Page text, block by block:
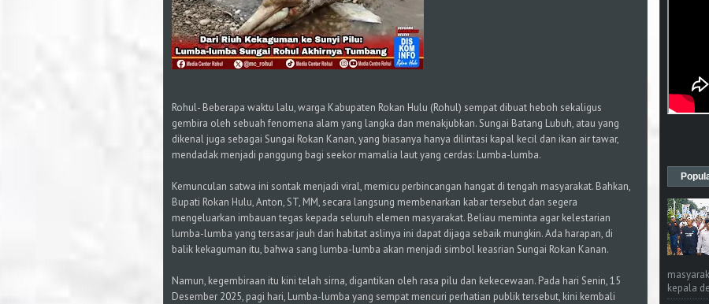
Rohul- Beberapa waktu lalu, warga Kabupaten Rokan Hulu (Rohul) sempat dibuat heboh sekaligus
gembira oleh sebuah fenomena alam yang langka dan menakjubkan. Sungai Batang Lubuh, atau yang
dikenal juga sebagai Sungai Rokan Kanan, yang biasanya hanya dilintasi kapal kecil dan ikan air tawar,
mendadak menjadi panggung bagi seekor mamalia laut yang cerdas: Lumba-lumba.
​Kemunculan satwa ini sontak menjadi viral, memicu perbincangan hangat di tengah masyarakat. Bahkan,
Bupati Rokan Hulu, Anton, ST, MM, secara langsung membenarkan kabar tersebut dan segera
mengeluarkan imbauan tegas kepada seluruh elemen masyarakat. Beliau meminta agar kelestarian
lumba-lumba yang tersasar jauh dari habitat aslinya ini dapat dijaga sebaik mungkin. Ada harapan, di
balik kekaguman itu, bahwa sang lumba-lumba akan menjadi simbol keasrian Sungai Rokan Kanan.
​Namun, kegembiraan itu kini telah sirna, digantikan oleh rasa pilu dan kekecewaan. Pada hari Senin, 15
Desember 2025, pagi hari, Lumba-lumba yang sempat mencuri perhatian publik tersebut, kini kembali
kepala